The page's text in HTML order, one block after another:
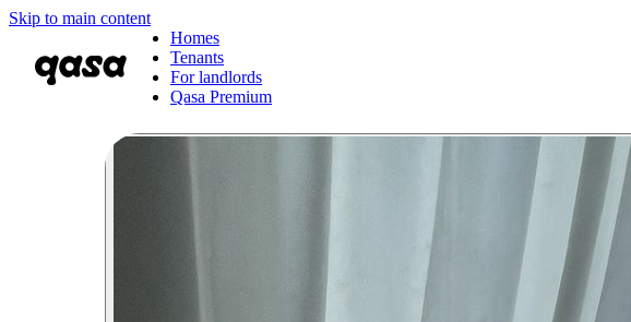
Skip to main content
Homes
Tenants
For landlords
Qasa Premium